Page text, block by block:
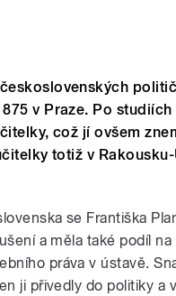
v Praze. Po studiích
což jí ovšem
totiž v
se Františka
a měla také podíl
práva v ústavě.
ji přivedly do politiky a